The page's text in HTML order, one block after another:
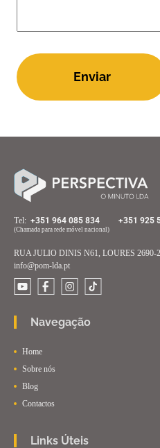
Enviar
Тel: +351 964 085 834 +351 925
(Chamada para rede móvel nacional)
RUA JULIO DINIS N61, LOURES 2690-
info@pom-lda.pt
Navegação
Home
Sobre nós
Blog
Contactos
Links Úteis